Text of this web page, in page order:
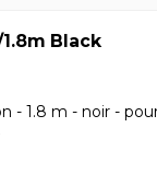
Black
- 1.8 m - noir -